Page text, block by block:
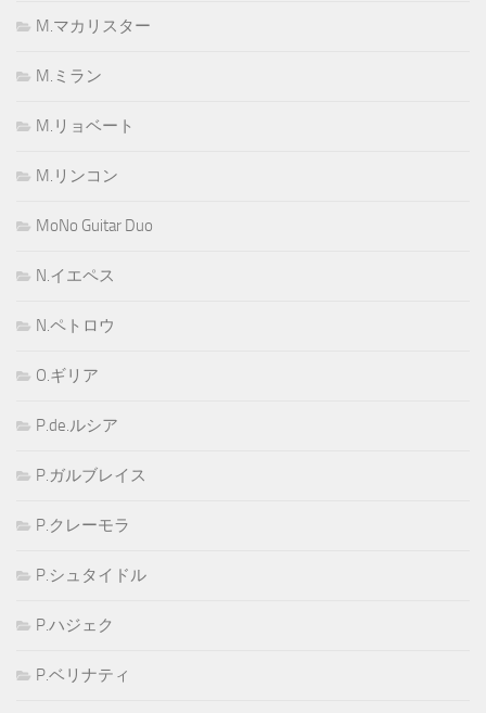
M.マカリスター
M.ミラン
M.リョベート
M.リンコン
MoNo Guitar Duo
N.イエペス
N.ペトロウ
O.ギリア
P.de.ルシア
P.ガルブレイス
P.クレーモラ
P.シュタイドル
P.ハジェク
P.ベリナティ